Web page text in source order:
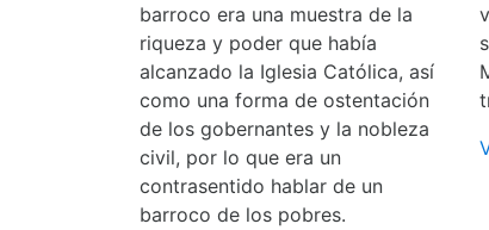
barroco era una muestra de la
riqueza y poder que había
alcanzado la Iglesia Católica, así
como una forma de ostentación
de los gobernantes y la nobleza
civil, por lo que era un
contrasentido hablar de un
barroco de los pobres.